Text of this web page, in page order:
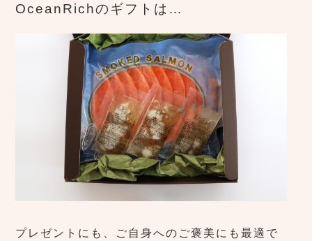
OceanRichのギフトは…
プレゼントにも、ご自身へのご褒美にも最適で